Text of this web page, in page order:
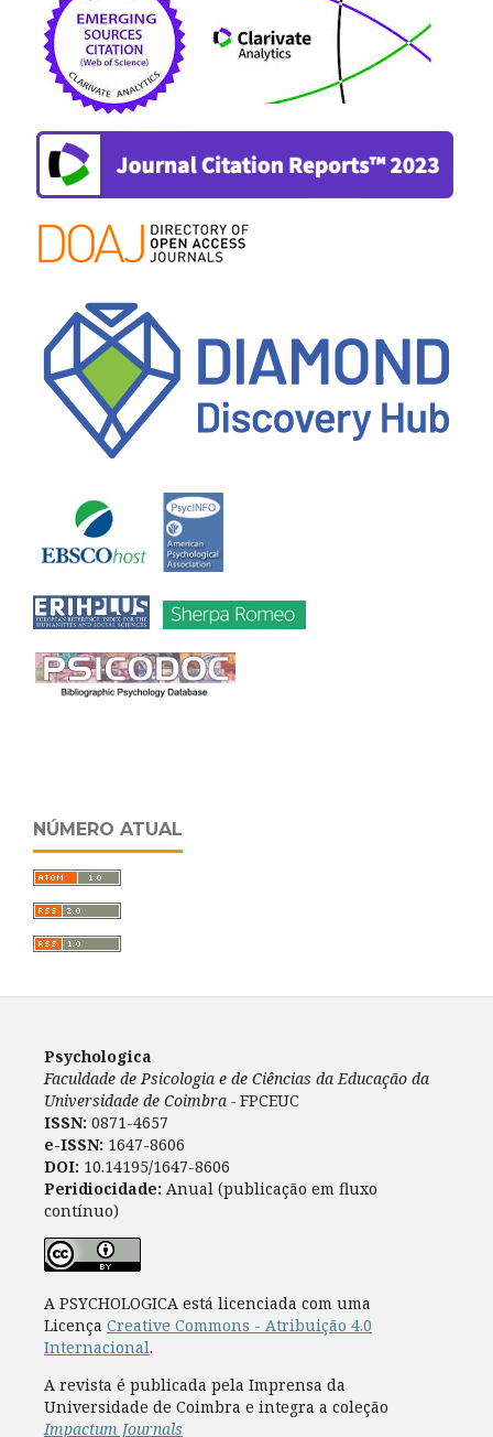
NÚMERO ATUAL
Psychologica
Faculdade de Psicologia e de Ciências da Educação da
Universidade de Coimbra - FPCEUC
ISSN: 0871-4657
e-ISSN: 1647-8606
DOI: 10.14195/1647-8606
Peridiocidade: Anual (publicação em fluxo
contínuo)
A PSYCHOLOGICA está licenciada com uma
Licença Creative Commons - Atribuição 4.0
Internacional.
A revista é publicada pela Imprensa da
Universidade de Coimbra e integra a coleção
Impactum Journals